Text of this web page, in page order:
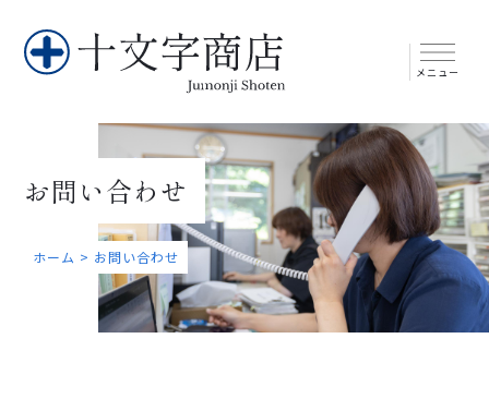
メニュー
お問い合わせ
ホーム > お問い合わせ